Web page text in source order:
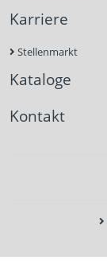
Karriere
Stellenmarkt
Kataloge
Kontakt